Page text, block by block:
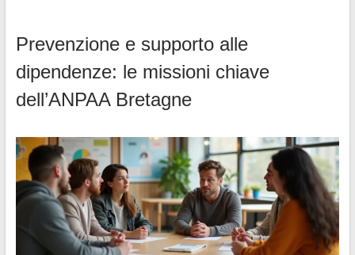
Prevenzione e supporto alle
dipendenze: le missioni chiave
dell’ANPAA Bretagne